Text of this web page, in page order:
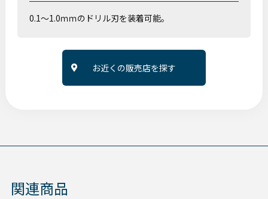
0.1～1.0ｍｍのドリル刃を装着可能。
お近くの販売店を探す
関連商品